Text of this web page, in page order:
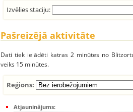
Izvēlies staciju:
Pašreizējā aktivitāte
Dati tiek ielādēti katras 2 minūtes no
veiks 15 minūtes.
Reģions:
Atjauninājums: